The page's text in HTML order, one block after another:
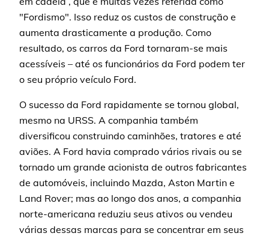
"Fordismo". Isso reduz os custos de construção e
aumenta drasticamente a produção. Como
resultado, os carros da Ford tornaram-se mais
acessíveis – até os funcionários da Ford podem ter
o seu próprio veículo Ford.
O sucesso da Ford rapidamente se tornou global,
mesmo na URSS. A companhia também
diversificou construindo caminhões, tratores e até
aviões. A Ford havia comprado vários rivais ou se
tornado um grande acionista de outros fabricantes
de automóveis, incluindo Mazda, Aston Martin e
Land Rover; mas ao longo dos anos, a companhia
norte-americana reduziu seus ativos ou vendeu
várias dessas marcas para se concentrar em seus